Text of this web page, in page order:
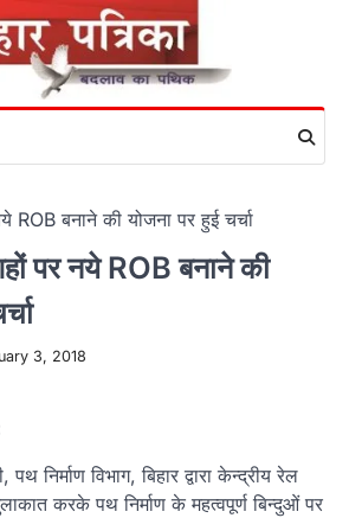
ROB बनाने की योजना पर हुई चर्चा
पर नये ROB बनाने की
3, 2018
निर्माण विभाग, बिहार द्वारा केन्द्रीय रेल
करके पथ निर्माण के महत्वपूर्ण बिन्दुओं पर